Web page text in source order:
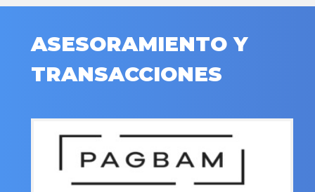
ASESORAMIENTO Y
TRANSACCIONES